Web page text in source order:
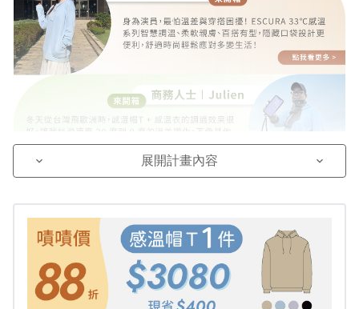
keyboard_arrow_down 展開計畫內容 keyboard_arrow_down